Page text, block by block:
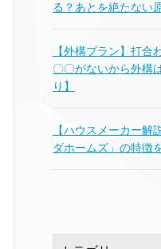
る？あとを絶たない
【外構プラン】打合
〇〇がないから外構
り】
【ハウスメーカー解
ダホームズ」の特徴